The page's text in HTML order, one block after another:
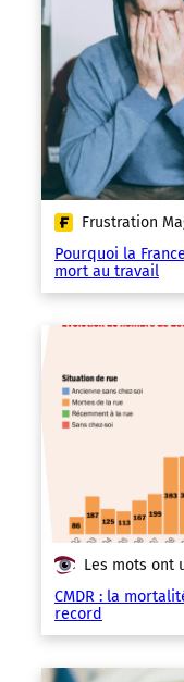
Frustration
Pourquoi la
mort au travail
Les mots ont
CMDR : la
record